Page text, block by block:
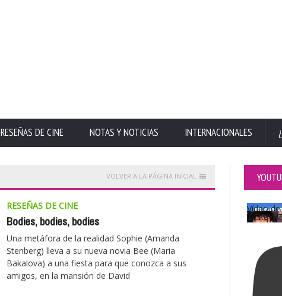
RESEÑAS DE CINE NOTAS Y NOTICIAS INTERNACIONALES
VOLVER A LA PÁGINA INICIAL
RESEÑAS DE CINE
Bodies, bodies, bodies
Una metáfora de la realidad Sophie (Amanda
Stenberg) lleva a su nueva novia Bee (Maria
Bakalova) a una fiesta para que conozca a sus
amigos, en la mansión de David
Vídeo